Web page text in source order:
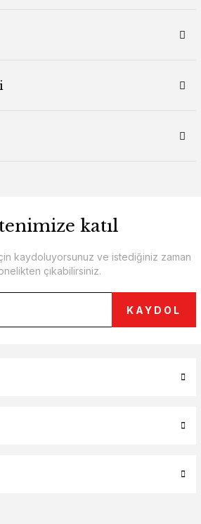
katıl
için kaydoluyorsunuz ve istediğiniz zaman
çıkabilirsiniz.
KAYDOL